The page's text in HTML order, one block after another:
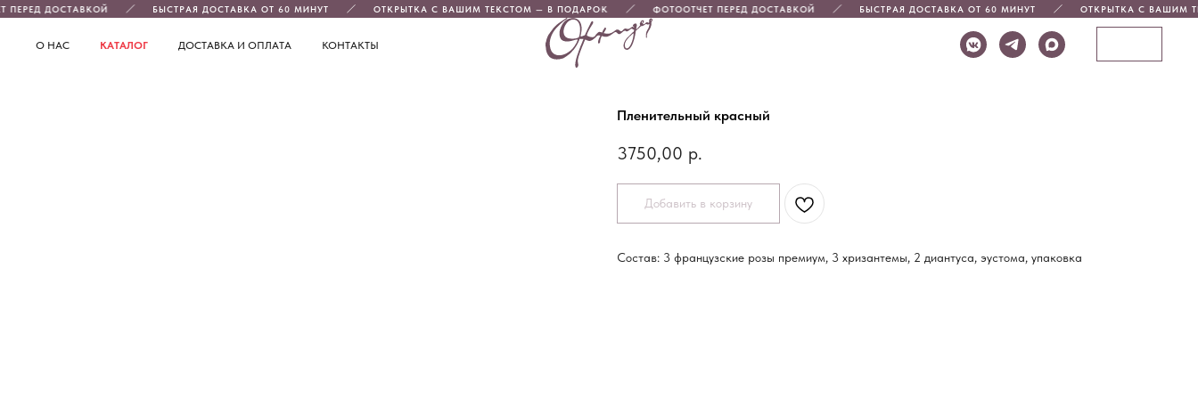
ПЕРЕД ДОСТАВКОЙ БЫСТРАЯ ДОСТАВКА ОТ 60 МИНУТ ОТКРЫТКА С ВАШИМ ТЕКСТОМ — В ПОДАРОК ФОТООТЧЕТ ПЕРЕД ДОСТАВКОЙ БЫСТРАЯ ДОСТАВКА ОТ 60 МИНУТ ОТКРЫТКА С ВАШИМ
О НАС КАТАЛОГ ДОСТАВКА И ОПЛАТА КОНТАКТЫ
Пленительный красный
3750,00 р.
Добавить в корзину
Состав: 3 французские розы премиум, 3 хризантемы, 2 диантуса, эустома, упаковка